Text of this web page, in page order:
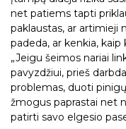
net patiems tapti
paklaustas, ar artimieji
padeda, ar kenkia,
„Jeigu šeimos nariai
pavyzdžiui, prieš
problemas, duoti
žmogus paprastai net
patirti savo elgesio